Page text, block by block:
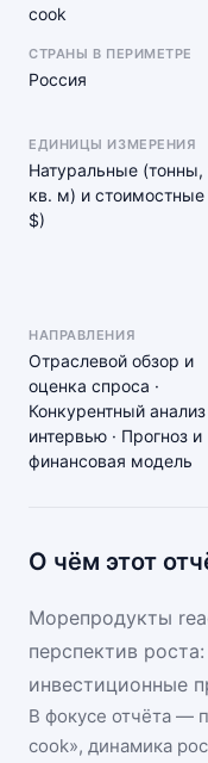
cook
СТРАНЫ В ПЕРИМЕТРЕ
Россия
ЕДИНИЦЫ ИЗМЕРЕНИЯ
Натуральные (тонны,
кв. м) и стоимостные
$)
НАПРАВЛЕНИЯ
Отраслевой обзор и
оценка спроса ·
Конкурентный
интервью · Прогноз и
финансовая модель
О чём этот
Морепродукты
перспектив
инвестиционные
В фокусе отчёта —
cook», динамика